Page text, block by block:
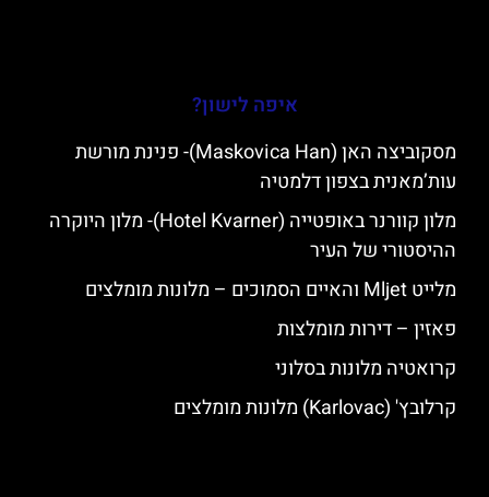
איפה לישון?
מסקוביצה האן (Maskovica Han)- פנינת מורשת
עות’מאנית בצפון דלמטיה
מלון קוורנר באופטייה (Hotel Kvarner)- מלון היוקרה
ההיסטורי של העיר
מלייט Mljet והאיים הסמוכים – מלונות מומלצים
פאזין – דירות מומלצות
קרואטיה מלונות בסלוני
קרלובץ' (Karlovac) מלונות מומלצים